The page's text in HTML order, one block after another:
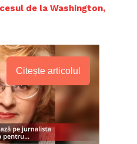
de la Washington,
Citește articolul